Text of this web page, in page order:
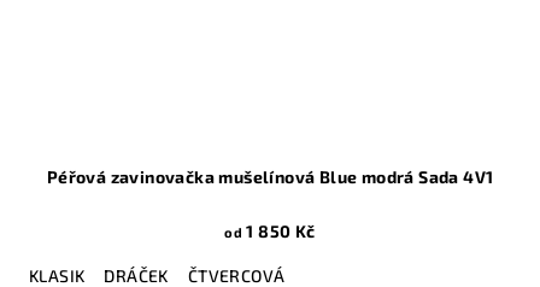
Péřová zavinovačka mušelínová Blue modrá Sada 4V1
od 1 850 Kč
KLASIK DRÁČEK
ČTVERCOVÁ